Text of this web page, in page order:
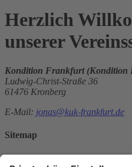
Herzlich
unserer
Kondition Frankfurt (Kondition
Ludwig-Christ-Straße 36
61476 Kronberg
E-Mail: jonas@kuk-frankfurt.de
Sitemap
Kontakt